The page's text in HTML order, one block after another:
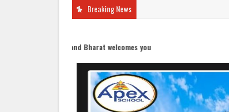
Breaking News